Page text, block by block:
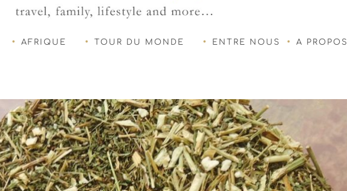
AFRIQUE TOUR DU MONDE ENTRE NOUS A PROPOS